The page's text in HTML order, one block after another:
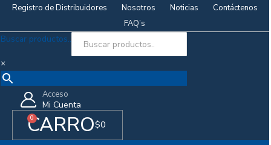
Registro de Distribuidores Nosotros Noticias
Contáctenos
FAQ’s
Buscar productos..
×
Acceso
Mi Cuenta
$0
0
CARRO